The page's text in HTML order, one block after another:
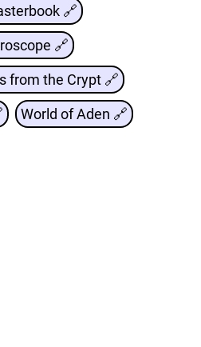
🔗
🔗
from the Crypt 🔗
World of Aden 🔗